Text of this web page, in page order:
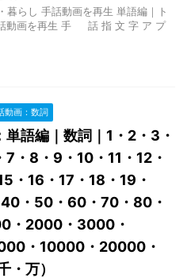
暮らし 手話動画を再生 単語編｜ト
動画を再生 手 話 指 文 字 ア プ
動画：数詞
単語編｜数詞｜1・2・3・
・8・9・10・11・12・
・16・17・18・19・
・50・60・70・80・
・2000・3000・
・10000・20000・
万）